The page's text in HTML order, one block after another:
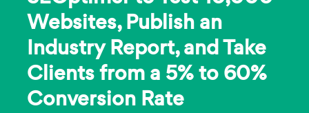
Websites, Publish an
Industry Report, and Take
Clients from a 5% to 60%
Conversion Rate